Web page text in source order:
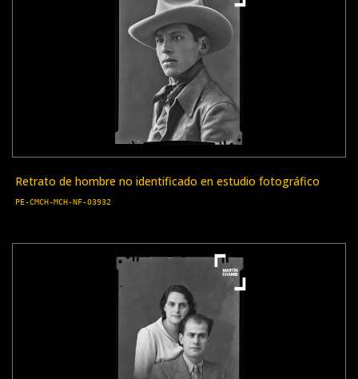
Retrato de hombre no identificado en estudio fotográfico
PE-CMCH-MCH-NF-03932